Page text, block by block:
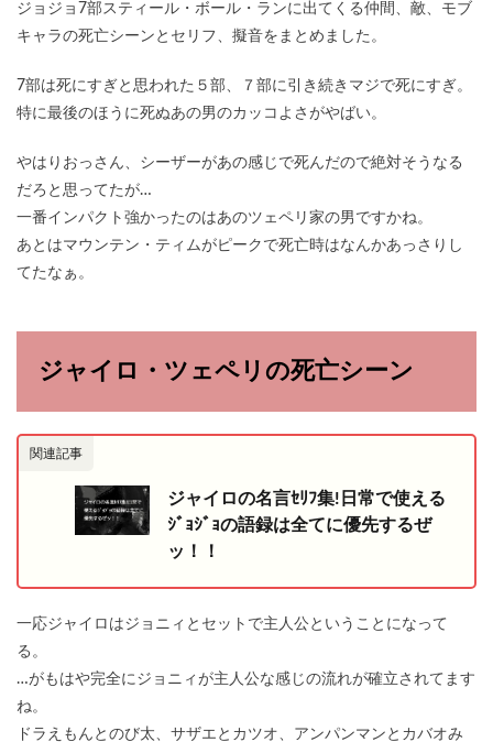
ジョジョ7部スティール・ボール・ランに出てくる仲間、敵、モブ
キャラの死亡シーンとセリフ、擬音をまとめました。
7部は死にすぎと思われた５部、７部に引き続きマジで死にすぎ。
特に最後のほうに死ぬあの男のカッコよさがやばい。
やはりおっさん、シーザーがあの感じで死んだので絶対そうなる
だろと思ってたが…
一番インパクト強かったのはあのツェペリ家の男ですかね。
あとはマウンテン・ティムがピークで死亡時はなんかあっさりし
てたなぁ。
ジャイロ・ツェペリの死亡シーン
関連記事
ジャイロの名言ｾﾘﾌ集!日常で使える
ｼﾞｮｼﾞｮの語録は全てに優先するぜ
ッ！！
一応ジャイロはジョニィとセットで主人公ということになって
る。
…がもはや完全にジョニィが主人公な感じの流れが確立されてます
ね。
ドラえもんとのび太、サザエとカツオ、アンパンマンとカバオみ